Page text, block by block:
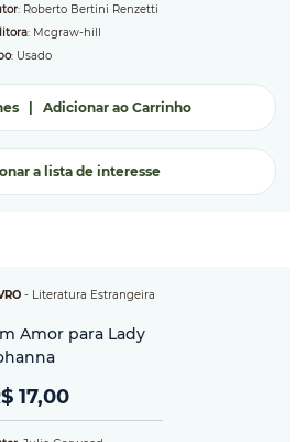
: Roberto Bertini Renzetti
: Mcgraw-hill
: Usado
| Adicionar ao Carrinho
a lista de interesse
- Literatura Estrangeira
Amor para Lady
17,00